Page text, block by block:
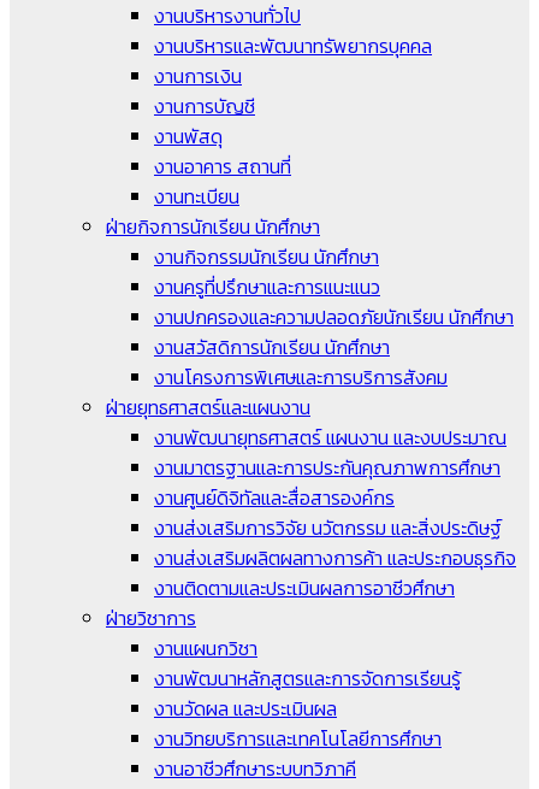
งานบริหารงานทั่วไป
งานบริหารและพัฒนาทรัพยากรบุคคล
งานการเงิน
งานการบัญชี
งานพัสดุ
งานอาคาร สถานที่
งานทะเบียน
ฝ่ายกิจการนักเรียน นักศึกษา
งานกิจกรรมนักเรียน นักศึกษา
งานครูที่ปรึกษาและการแนะแนว
งานปกครองและความปลอดภัยนักเรียน นักศึกษา
งานสวัสดิการนักเรียน นักศึกษา
งานโครงการพิเศษและการบริการสังคม
ฝ่ายยุทธศาสตร์และแผนงาน
งานพัฒนายุทธศาสตร์ แผนงาน และงบประมาณ
งานมาตรฐานและการประกันคุณภาพการศึกษา
งานศูนย์ดิจิทัลและสื่อสารองค์กร
งานส่งเสริมการวิจัย นวัตกรรม และสิ่งประดิษฐ์
งานส่งเสริมผลิตผลทางการค้า และประกอบธุรกิจ
งานติดตามและประเมินผลการอาชีวศึกษา
ฝ่ายวิชาการ
งานแผนกวิชา
งานพัฒนาหลักสูตรและการจัดการเรียนรู้
งานวัดผล และประเมินผล
งานวิทยบริการและเทคโนโลยีการศึกษา
งานอาชีวศึกษาระบบทวิภาคี